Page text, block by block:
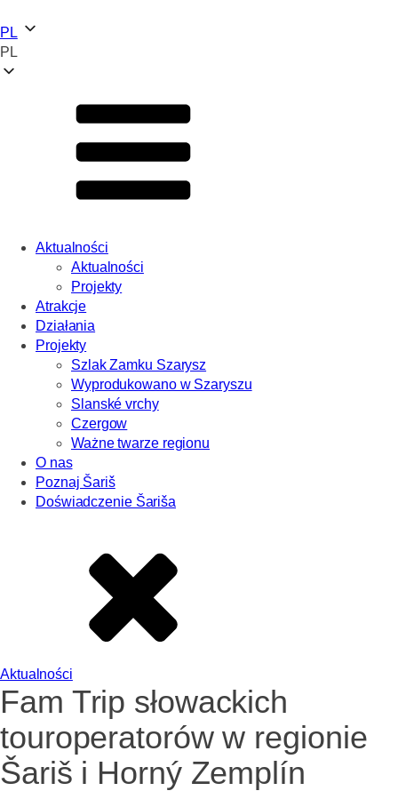
PL
PL
Aktualności
Aktualności
Projekty
Atrakcje
Działania
Projekty
Szlak Zamku Szarysz
Wyprodukowano w Szaryszu
Slanské vrchy
Czergow
Ważne twarze regionu
O nas
Poznaj Šariš
Doświadczenie Šariša
Aktualności
Fam Trip słowackich
touroperatorów w regionie
Šariš i Horný Zemplín